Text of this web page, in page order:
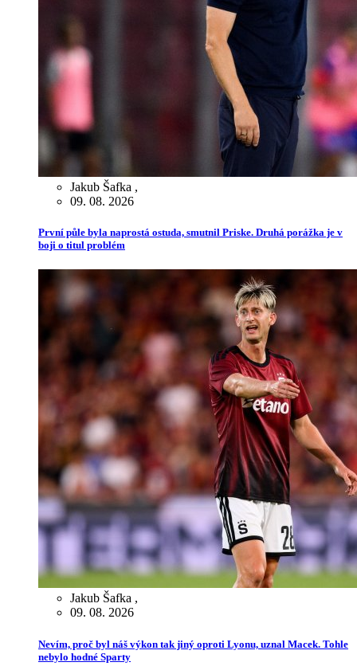
Jakub Šafka ,
09. 08. 2026
První půle byla naprostá ostuda, smutnil Priske. Druhá porážka je v
boji o titul problém
Jakub Šafka ,
09. 08. 2026
Nevím, proč byl náš výkon tak jiný oproti Lyonu, uznal Macek. Tohle
nebylo hodné Sparty